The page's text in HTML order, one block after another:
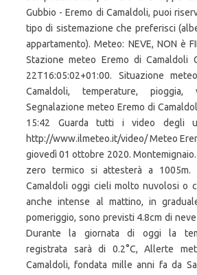
Gubbio - Eremo di Camaldoli, puoi
tipo di sistemazione che preferisci
appartamento). Meteo: NEVE, NON è
Stazione meteo Eremo di Camaldoli
22T16:05:02+01:00. Situazione
Camaldoli, temperature,
Segnalazione meteo Eremo di
15:42 Guarda tutti i video degli
http://www.ilmeteo.it/video/ Meteo
giovedì 01 ottobre 2020. Montemignaio.
zero termico si attesterà a 1005m.
Camaldoli oggi cieli molto nuvolosi o
anche intense al mattino, in
pomeriggio, sono previsti 4.8cm di
Durante la giornata di oggi la
registrata sarà di 0.2°C, Allerte
Camaldoli, fondata mille anni fa da